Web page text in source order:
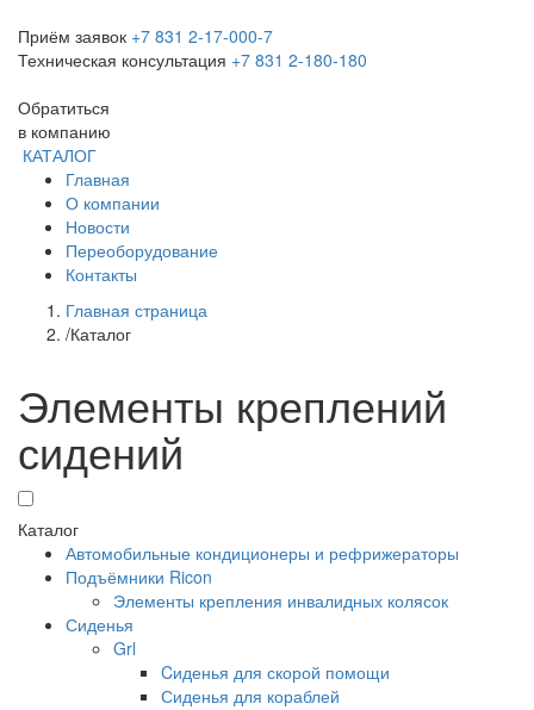
Приём заявок +7 831 2-17-000-7
Техническая консультация +7 831 2-180-180
Обратиться
в компанию
КАТАЛОГ
Главная
О компании
Новости
Переоборудование
Контакты
Главная страница
/Каталог
Элементы креплений
сидений
Каталог
Автомобильные кондиционеры и рефрижераторы
Подъёмники Ricon
Элементы крепления инвалидных колясок
Сиденья
Grl
Cиденья для скорой помощи
Сиденья для кораблей